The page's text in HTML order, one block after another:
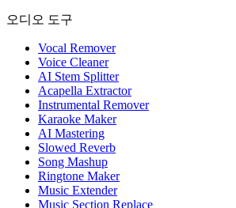
오디오 도구
Vocal Remover
Voice Cleaner
AI Stem Splitter
Acapella Extractor
Instrumental Remover
Karaoke Maker
AI Mastering
Slowed Reverb
Song Mashup
Ringtone Maker
Music Extender
Music Section Replace